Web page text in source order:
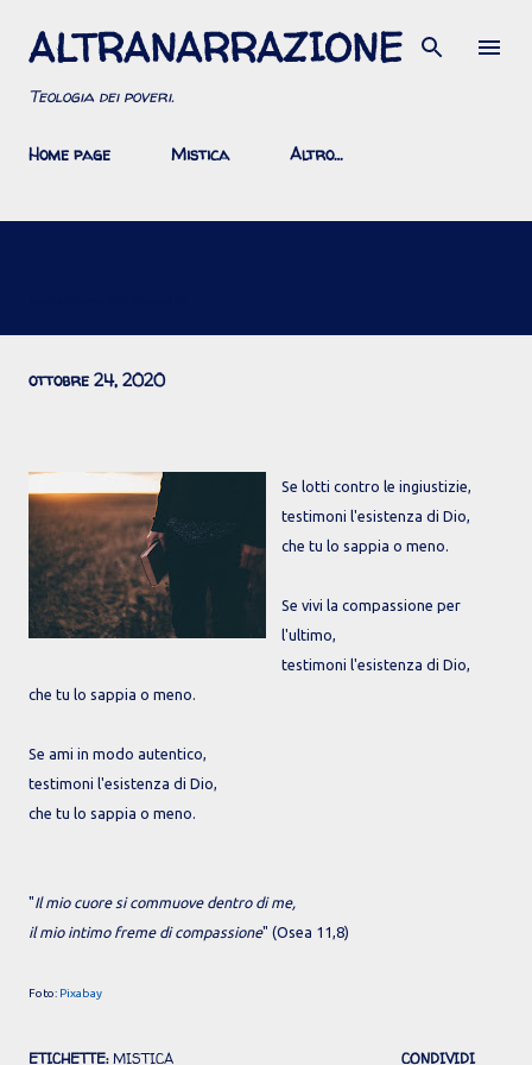
Passa ai contenuti principali
ALTRANARRAZIONE
Teologia dei poveri.
Home page Mistica Altro…
ottobre 24, 2020
Se lotti contro le ingiustizie,
testimoni l'esistenza di Dio,
che tu lo sappia o meno.
Se vivi la compassione per
l'ultimo,
testimoni l'esistenza di Dio,
che tu lo sappia o meno.
Se ami in modo autentico,
testimoni l'esistenza di Dio,
che tu lo sappia o meno.
"Il mio cuore si commuove dentro di me,
il mio intimo freme di compassione" (Osea 11,8)
Foto: Pixabay
ETICHETTE: MISTICA CONDIVIDI